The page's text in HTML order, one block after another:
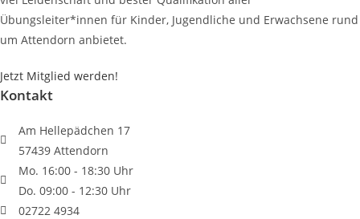
Übungsleiter*innen für Kinder, Jugendliche und Erwachsene rund
um Attendorn anbietet.
Jetzt Mitglied werden!
Kontakt
Am Hellepädchen 17
57439 Attendorn
Mo. 16:00 - 18:30 Uhr
Do. 09:00 - 12:30 Uhr
02722 4934